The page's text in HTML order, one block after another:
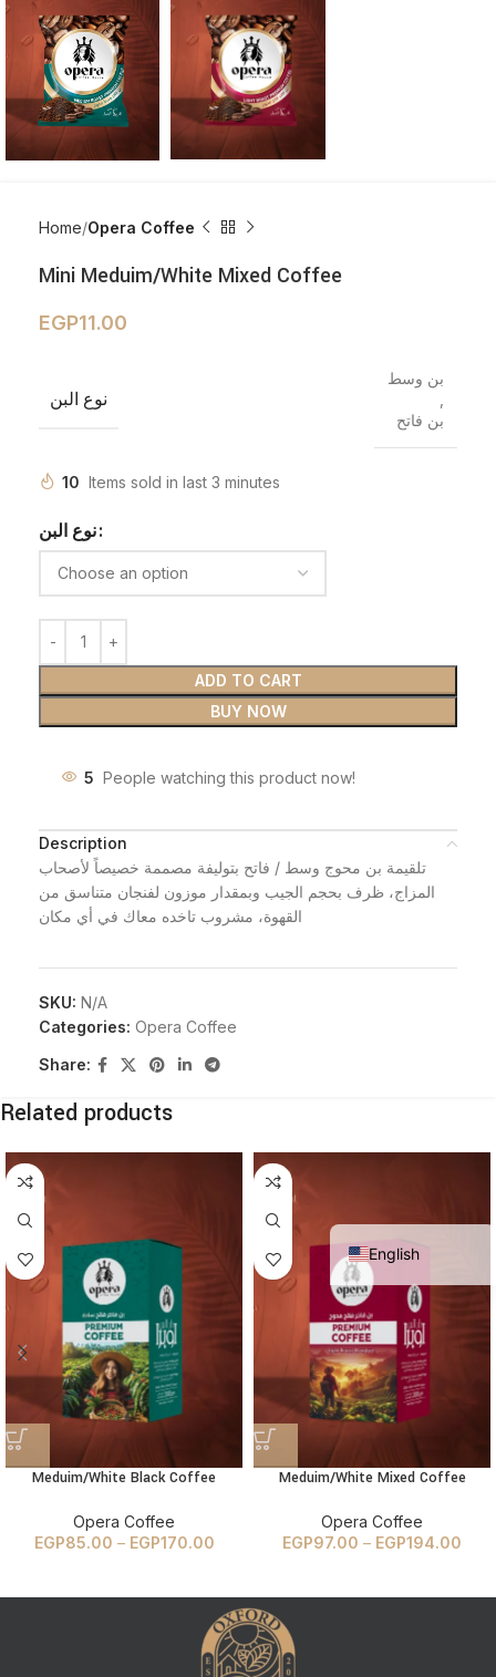
Home Opera Coffee
Mini Meduim/White Mixed Coffee
EGP11.00
نوع البن
بن وسط
بن فاتح
10 Items sold in last 3 minutes
نوع البن
ADD TO CART
BUY NOW
5 People watching this product now!
Description
تلقيمة بن محوج وسط / فاتح بتوليفة مصممة خصيصاً لأصحاب
المزاج، ظرف بحجم الجيب وبمقدار موزون لفنجان متناسق من
القهوة، مشروب تاخده معاك في أي مكان
SKU: N/A
Categories: Opera Coffee
Share:
Related products
Meduim/White Black Coffee
Opera Coffee
EGP85.00 – EGP170.00
Meduim/White Mixed Coffee
Opera Coffee
EGP97.00 – EGP194.00
English